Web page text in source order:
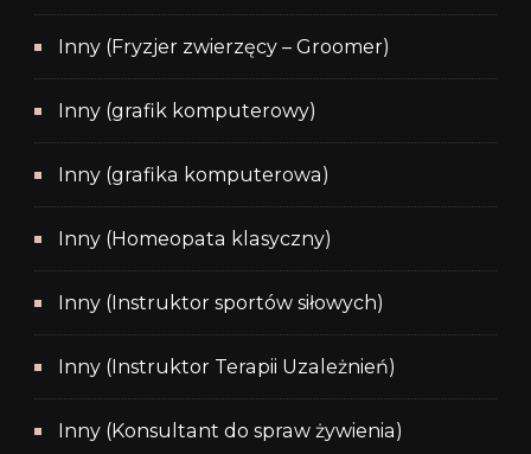
Inny (Fryzjer zwierzęcy – Groomer)
Inny (grafik komputerowy)
Inny (grafika komputerowa)
Inny (Homeopata klasyczny)
Inny (Instruktor sportów siłowych)
Inny (Instruktor Terapii Uzależnień)
Inny (Konsultant do spraw żywienia)